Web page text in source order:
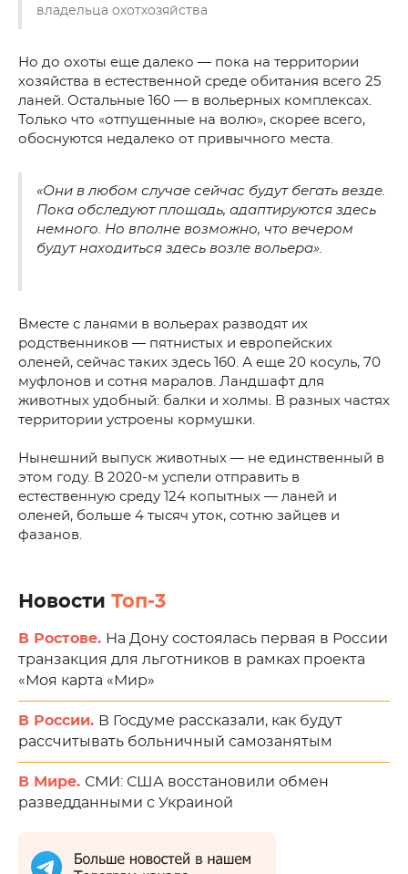
владельца охотхозяйства
Но до охоты еще далеко — пока на территории
хозяйства в естественной среде обитания всего 25
ланей. Остальные 160 — в вольерных комплексах.
Только что «отпущенные на волю», скорее всего,
обоснуются недалеко от привычного места.
«Они в любом случае сейчас будут бегать везде.
Пока обследуют площадь, адаптируются здесь
немного. Но вполне возможно, что вечером
будут находиться здесь возле вольера».
Вместе с ланями в вольерах разводят их
родственников — пятнистых и европейских
оленей, сейчас таких здесь 160. А еще 20 косуль, 70
муфлонов и сотня маралов. Ландшафт для
животных удобный: балки и холмы. В разных частях
территории устроены кормушки.
Нынешний выпуск животных — не единственный в
этом году. В 2020-м успели отправить в
естественную среду 124 копытных — ланей и
оленей, больше 4 тысяч уток, сотню зайцев и
фазанов.
Новости Топ-3
В Ростове. На Дону состоялась первая в России
транзакция для льготников в рамках проекта
«Моя карта «Мир»
В России. В Госдуме рассказали, как будут
рассчитывать больничный самозанятым
В Мире. СМИ: США восстановили обмен
разведданными с Украиной